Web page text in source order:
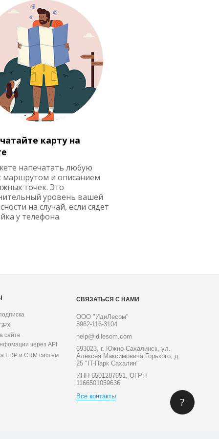
карту на
напечатать любую
маршрутом и описанием
точек. Это
уровень вашей
на случай, если сядет
у телефона.
сайте
через API
ERP и CRM систем
СВЯЗАТЬСЯ С НАМИ
ООО "ИдиЛесом"
8962-116-3104
help@idilesom.com
693023, г. Южно-Сахалинск, ул.
Алексея Максимовича Горького, д
25 "IT-Парк Сахалин"
ИНН 6501287651, ОГРН
1166501059636
Все контакты
?